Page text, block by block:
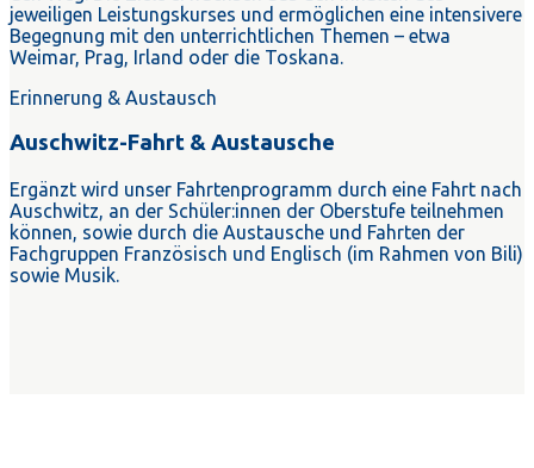
jeweiligen Leistungskurses und ermöglichen eine intensivere
Begegnung mit den unterrichtlichen Themen – etwa
Weimar, Prag, Irland oder die Toskana.
Erinnerung & Austausch
Auschwitz-Fahrt & Austausche
Ergänzt wird unser Fahrtenprogramm durch eine Fahrt nach
Auschwitz, an der Schüler:innen der Oberstufe teilnehmen
können, sowie durch die Austausche und Fahrten der
Fachgruppen Französisch und Englisch (im Rahmen von Bili)
sowie Musik.